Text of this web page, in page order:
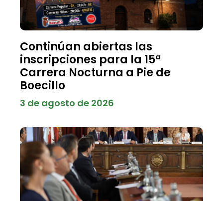
Continúan abiertas las
inscripciones para la 15ª
Carrera Nocturna a Pie de
Boecillo
3 de agosto de 2026